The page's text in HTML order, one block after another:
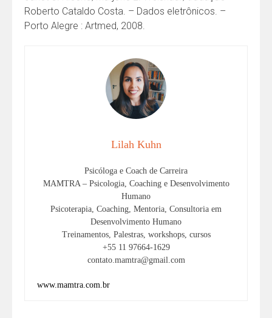
Roberto Cataldo Costa. – Dados eletrônicos. –
Porto Alegre : Artmed, 2008.
Lilah Kuhn
Psicóloga e Coach de Carreira
MAMTRA – Psicologia, Coaching e Desenvolvimento
Humano
Psicoterapia, Coaching, Mentoria, Consultoria em
Desenvolvimento Humano
Treinamentos, Palestras, workshops, cursos
+55 11 97664-1629
contato.mamtra@gmail.com
www.mamtra.com.br